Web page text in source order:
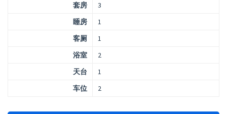
套房
3
睡房
1
客厕
1
浴室
2
天台
1
车位
2